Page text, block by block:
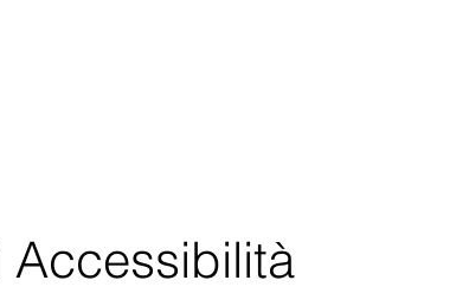
Accessibilità